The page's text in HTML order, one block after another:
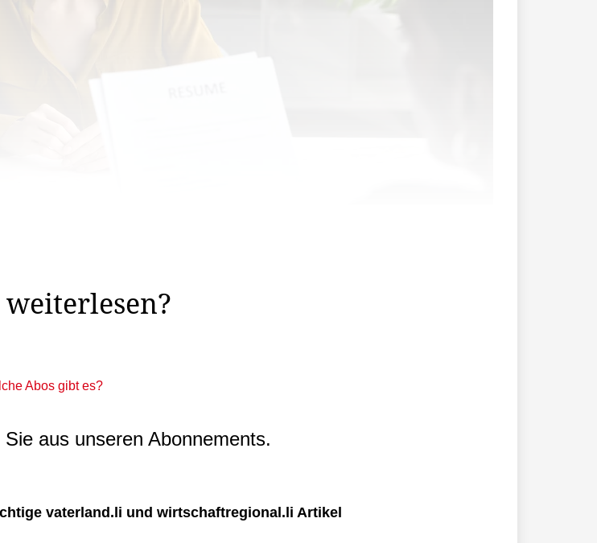
weiterlesen?
Abos gibt es?
aus unseren Abonnements.
vaterland.li und wirtschaftregional.li Artikel